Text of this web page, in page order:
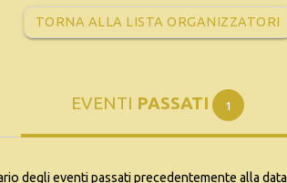
TORNA ALLA LISTA ORGANIZZATORI
EVENTI PASSATI 1
degli eventi passati precedentemente alla data